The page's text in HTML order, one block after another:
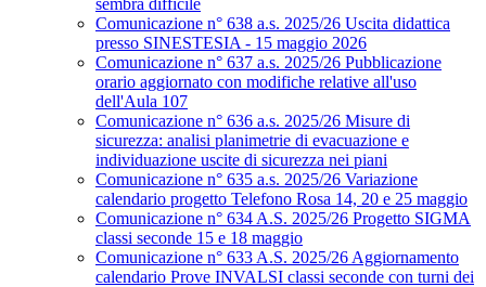
sembra difficile
Comunicazione n° 638 a.s. 2025/26 Uscita didattica
presso SINESTESIA - 15 maggio 2026
Comunicazione n° 637 a.s. 2025/26 Pubblicazione
orario aggiornato con modifiche relative all'uso
dell'Aula 107
Comunicazione n° 636 a.s. 2025/26 Misure di
sicurezza: analisi planimetrie di evacuazione e
individuazione uscite di sicurezza nei piani
Comunicazione n° 635 a.s. 2025/26 Variazione
calendario progetto Telefono Rosa 14, 20 e 25 maggio
Comunicazione n° 634 A.S. 2025/26 Progetto SIGMA
classi seconde 15 e 18 maggio
Comunicazione n° 633 A.S. 2025/26 Aggiornamento
calendario Prove INVALSI classi seconde con turni dei